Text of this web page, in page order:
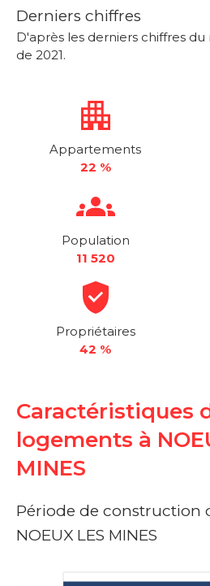
Derniers chiffres
D'après les derniers chiffres
de 2021.
Appartements
22 %
Population
11 520
Propriétaires
42 %
Caractéristiques
logements à
MINES
Période de construction
NOEUX LES MINES